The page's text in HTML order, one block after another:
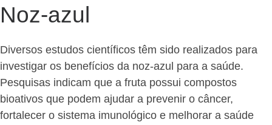
Noz-azul
Diversos estudos científicos têm sido realizados para
investigar os benefícios da noz-azul para a saúde.
Pesquisas indicam que a fruta possui compostos
bioativos que podem ajudar a prevenir o câncer,
fortalecer o sistema imunológico e melhorar a saúde